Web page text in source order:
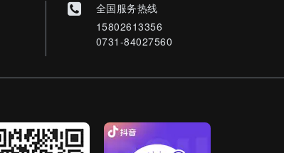
全国服务热线
15802613356
0731-84027560